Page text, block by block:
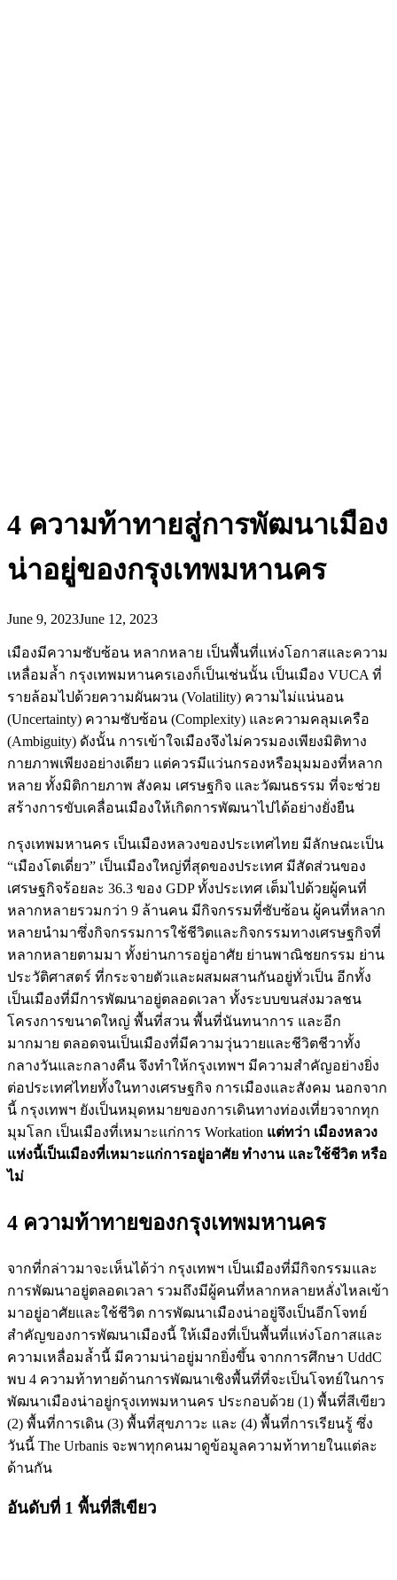
4 ความท้าทายสู่การพัฒนาเมือง
น่าอยู่ของกรุงเทพมหานคร
June 9, 2023June 12, 2023
เมืองมีความซับซ้อน หลากหลาย เป็นพื้นที่แห่งโอกาสและความ
เหลื่อมล้ำ กรุงเทพมหานครเองก็เป็นเช่นนั้น เป็นเมือง VUCA ที่
รายล้อมไปด้วยความผันผวน (Volatility) ความไม่แน่นอน
(Uncertainty) ความซับซ้อน (Complexity) และความคลุมเครือ
(Ambiguity) ดังนั้น การเข้าใจเมืองจึงไม่ควรมองเพียงมิติทาง
กายภาพเพียงอย่างเดียว แต่ควรมีแว่นกรองหรือมุมมองที่หลาก
หลาย ทั้งมิติกายภาพ สังคม เศรษฐกิจ และวัฒนธรรม ที่จะช่วย
สร้างการขับเคลื่อนเมืองให้เกิดการพัฒนาไปได้อย่างยั่งยืน
กรุงเทพมหานคร เป็นเมืองหลวงของประเทศไทย มีลักษณะเป็น
“เมืองโตเดี่ยว” เป็นเมืองใหญ่ที่สุดของประเทศ มีสัดส่วนของ
เศรษฐกิจร้อยละ 36.3 ของ GDP ทั้งประเทศ เต็มไปด้วยผู้คนที่
หลากหลายรวมกว่า 9 ล้านคน มีกิจกรรมที่ซับซ้อน ผู้คนที่หลาก
หลายนำมาซึ่งกิจกรรมการใช้ชีวิตและกิจกรรมทางเศรษฐกิจที่
หลากหลายตามมา ทั้งย่านการอยู่อาศัย ย่านพาณิชยกรรม ย่าน
ประวัติศาสตร์ ที่กระจายตัวและผสมผสานกันอยู่ทั่วเป็น อีกทั้ง
เป็นเมืองที่มีการพัฒนาอยู่ตลอดเวลา ทั้งระบบขนส่งมวลชน
โครงการขนาดใหญ่ พื้นที่สวน พื้นที่นันทนาการ และอีก
มากมาย ตลอดจนเป็นเมืองที่มีความวุ่นวายและชีวิตชีวาทั้ง
กลางวันและกลางคืน จึงทำให้กรุงเทพฯ มีความสำคัญอย่างยิ่ง
ต่อประเทศไทยทั้งในทางเศรษฐกิจ การเมืองและสังคม นอกจาก
นี้ กรุงเทพฯ ยังเป็นหมุดหมายของการเดินทางท่องเที่ยวจากทุก
มุมโลก เป็นเมืองที่เหมาะแก่การ Workation แต่ทว่า เมืองหลวง
แห่งนี้เป็นเมืองที่เหมาะแก่การอยู่อาศัย ทำงาน และใช้ชีวิต หรือ
ไม่
4 ความท้าทายของกรุงเทพมหานคร
จากที่กล่าวมาจะเห็นได้ว่า กรุงเทพฯ เป็นเมืองที่มีกิจกรรมและ
การพัฒนาอยู่ตลอดเวลา รวมถึงมีผู้คนที่หลากหลายหลั่งไหลเข้า
มาอยู่อาศัยและใช้ชีวิต การพัฒนาเมืองน่าอยู่จึงเป็นอีกโจทย์
สำคัญของการพัฒนาเมืองนี้ ให้เมืองที่เป็นพื้นที่แห่งโอกาสและ
ความเหลื่อมล้ำนี้ มีความน่าอยู่มากยิ่งขึ้น จากการศึกษา UddC
พบ 4 ความท้าทายด้านการพัฒนาเชิงพื้นที่ที่จะเป็นโจทย์ในการ
พัฒนาเมืองน่าอยู่กรุงเทพมหานคร ประกอบด้วย (1) พื้นที่สีเขียว
(2) พื้นที่การเดิน (3) พื้นที่สุขภาวะ และ (4) พื้นที่การเรียนรู้ ซึ่ง
วันนี้ The Urbanis จะพาทุกคนมาดูข้อมูลความท้าทายในแต่ละ
ด้านกัน
อันดับที่ 1 พื้นที่สีเขียว